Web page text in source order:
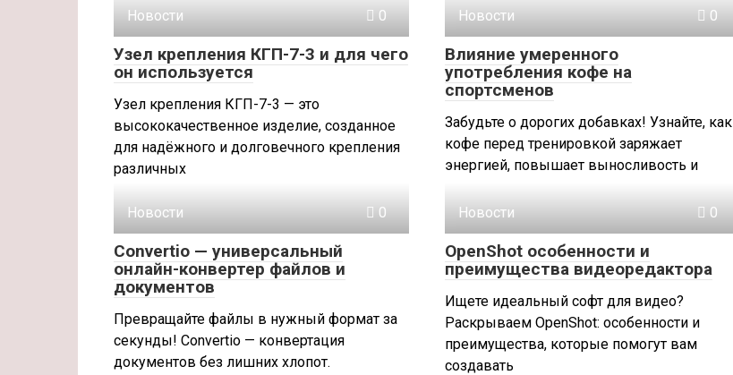
Новости 0
Узел крепления КГП-7-3 и для чего
он используется
Узел крепления КГП-7-3 — это
высококачественное изделие, созданное
для надёжного и долговечного крепления
различных
Новости 0
Влияние умеренного
употребления кофе на
спортсменов
Забудьте о дорогих добавках! Узнайте, как
кофе перед тренировкой заряжает
энергией, повышает выносливость и
Новости 0
Convertio — универсальный
онлайн-конвертер файлов и
документов
Превращайте файлы в нужный формат за
секунды! Convertio — конвертация
документов без лишних хлопот.
Новости 0
OpenShot особенности и
преимущества видеоредактора
Ищете идеальный софт для видео?
Раскрываем OpenShot: особенности и
преимущества, которые помогут вам
создавать